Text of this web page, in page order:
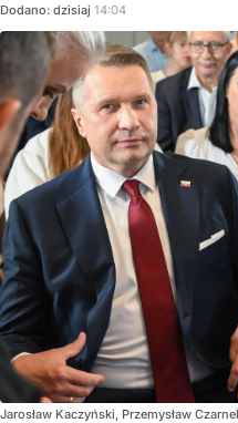
Dodano: dzisiaj 14:04
Jarosław Kaczyński, Przemysław